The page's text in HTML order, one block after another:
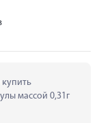
купить
массой 0,31г